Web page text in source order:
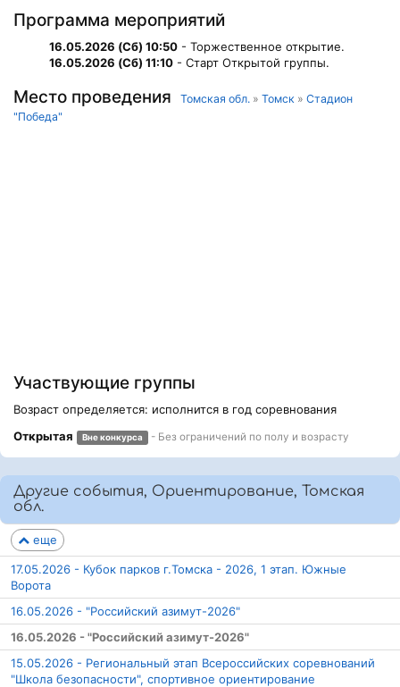
Программа мероприятий
16.05.2026 (Сб) 10:50 - Торжественное открытие.
16.05.2026 (Сб) 11:10 - Старт Открытой группы.
Место проведения Томская обл. » Томск » Стадион
"Победа"
Участвующие группы
Возраст определяется: исполнится в год соревнования
Открытая
Вне конкурса - Без ограничений по полу и возрасту
Другие события, Ориентирование, Томская
обл.
еще
17.05.2026 - Кубок парков г.Томска - 2026, 1 этап. Южные
Ворота
16.05.2026 - "Российский азимут-2026"
16.05.2026 - "Российский азимут-2026"
15.05.2026 - Региональный этап Всероссийских соревнований
"Школа безопасности", спортивное ориентирование